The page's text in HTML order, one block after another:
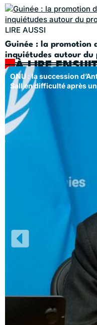
LIRE AUSSI
Guinée : la promotion
inquiétudes autour du
À LIRE
ONU : la succession
Sall en difficulté après